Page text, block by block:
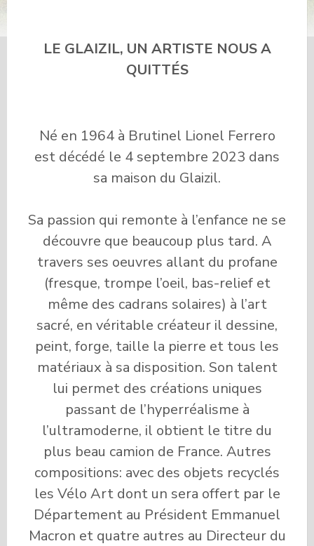
LE GLAIZIL, UN ARTISTE NOUS A
QUITTÉS
Né en 1964 à Brutinel Lionel Ferrero
est décédé le 4 septembre 2023 dans
sa maison du Glaizil.
Sa passion qui remonte à l’enfance ne se
découvre que beaucoup plus tard. A
travers ses oeuvres allant du profane
(fresque, trompe l’oeil, bas-relief et
même des cadrans solaires) à l’art
sacré, en véritable créateur il dessine,
peint, forge, taille la pierre et tous les
matériaux à sa disposition. Son talent
lui permet des créations uniques
passant de l’hyperréalisme à
l’ultramoderne, il obtient le titre du
plus beau camion de France. Autres
compositions: avec des objets recyclés
les Vélo Art dont un sera offert par le
Département au Président Emmanuel
Macron et quatre autres au Directeur du